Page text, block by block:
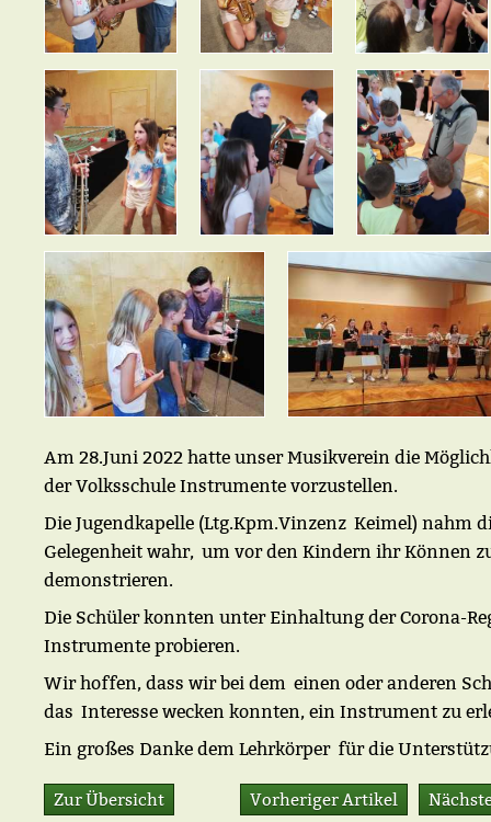
Am 28.Juni 2022 hatte unser Musikverein die
der Volksschule Instrumente vorzustellen.
Die Jugendkapelle (Ltg.Kpm.Vinzenz Keimel) nahm
Gelegenheit wahr, um vor den Kindern ihr Können
demonstrieren.
Die Schüler konnten unter Einhaltung der Corona-
Instrumente probieren.
Wir hoffen, dass wir bei dem einen oder anderen
das Interesse wecken konnten, ein Instrument zu
Ein großes Danke dem Lehrkörperfür die
Vorheriger Artikel
Zur Übersicht